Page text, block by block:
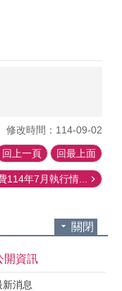
修改時間：114-09-02
回上一頁 回最上面
114年7月執行情...
關閉
開資訊
新消息